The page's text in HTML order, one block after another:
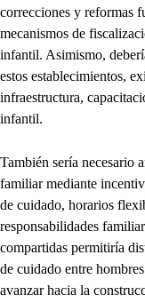
correcciones y reformas
mecanismos de
infantil. Asimismo,
estos establecimientos,
infraestructura,
infantil.
También sería necesario
familiar mediante
de cuidado, horarios
responsabilidades
compartidas permitiría
de cuidado entre
avanzar hacia la